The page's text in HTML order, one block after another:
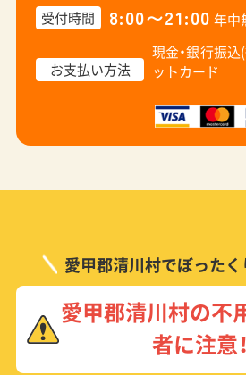
受付時間 8:00〜21:00 年中
お支払い方法
現金・銀行振込
ットカード
愛甲郡清川村でぼった
愛甲郡清川村の不
者に注意！